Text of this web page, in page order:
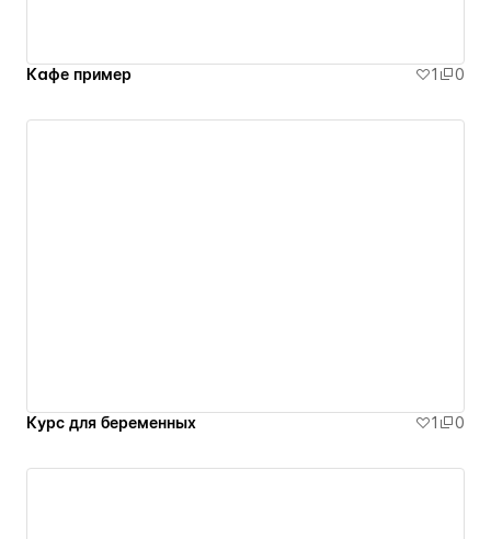
Кафе пример 1 0
Курс для беременных 1 0